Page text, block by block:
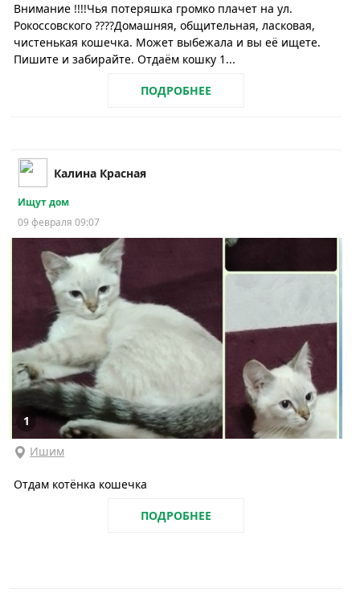
Внимание !!!!Чья потеряшка громко плачет на ул.
Рокоссовского ????Домашняя, общительная, ласковая,
чистенькая кошечка. Может выбежала и вы её ищете.
Пишите и забирайте. Отдаём кошку 1...
ПОДРОБНЕЕ
Калина Красная
Ищут дом
09 февраля 09:07
1
Ишим
Отдам котёнка кошечка
ПОДРОБНЕЕ